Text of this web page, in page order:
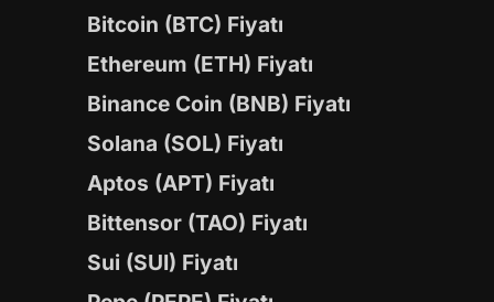
Bitcoin (BTC) Fiyatı
Ethereum (ETH) Fiyatı
Binance Coin (BNB) Fiyatı
Solana (SOL) Fiyatı
Aptos (APT) Fiyatı
Bittensor (TAO) Fiyatı
Sui (SUI) Fiyatı